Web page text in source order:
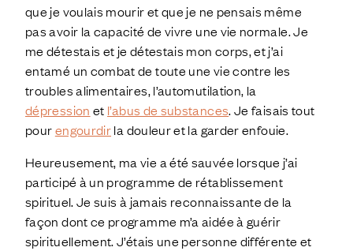
que je voulais mourir et que je ne pensais même
pas avoir la capacité de vivre une vie normale. Je
me détestais et je détestais mon corps, et j’ai
entamé un combat de toute une vie contre les
troubles alimentaires, l’automutilation, la
dépression et l’abus de substances. Je faisais tout
pourengourdirla douleur et la garder enfouie.
Heureusement, ma vie a été sauvée lorsque j’ai
participé à un programme de rétablissement
spirituel. Je suis à jamais reconnaissante de la
façon dont ce programme m’a aidée à guérir
spirituellement. J’étais une personne différente et